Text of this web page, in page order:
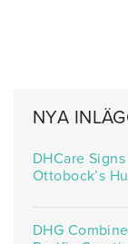
NYA
DHCare
Ottobock’s
DHG